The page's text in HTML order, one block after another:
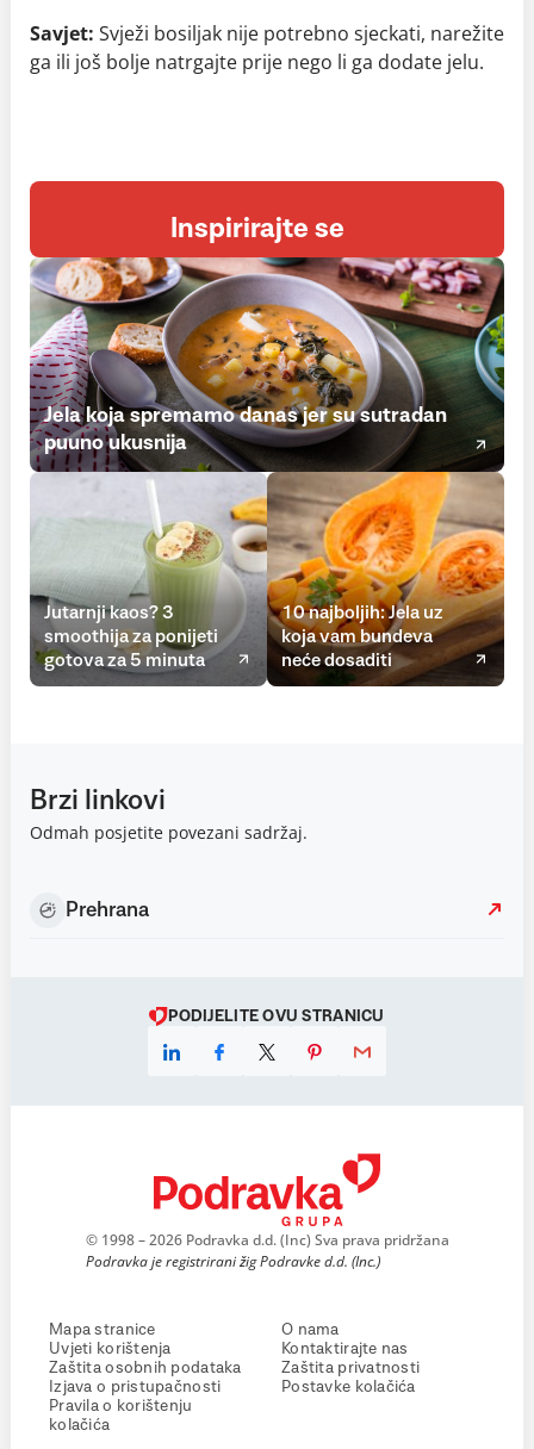
Savjet: Svježi bosiljak nije potrebno sjeckati, narežite
ga ili još bolje natrgajte prije nego li ga dodate jelu.
Inspirirajte se
Jela koja spremamo danas jer su sutradan
puuno ukusnija
Jutarnji kaos? 3
smoothija za ponijeti
gotova za 5 minuta
10 najboljih: Jela uz
koja vam bundeva
neće dosaditi
Brzi linkovi
Odmah posjetite povezani sadržaj.
Prehrana
PODIJELITE OVU STRANICU
© 1998 – 2026 Podravka d.d. (Inc) Sva prava pridržana
Podravka je registrirani žig Podravke d.d. (Inc.)
Mapa stranice
Uvjeti korištenja
Zaštita osobnih podataka
Izjava o pristupačnosti
Pravila o korištenju
kolačića
O nama
Kontaktirajte nas
Zaštita privatnosti
Postavke kolačića